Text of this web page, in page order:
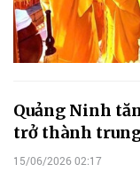
Quảng Ninh
trở thành
15/06/2026 02:17